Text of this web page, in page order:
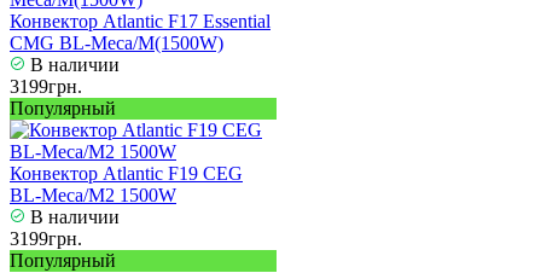
Конвектор Atlantic F17 Essential
CMG BL-Meca/M(1500W)
В наличии
3199грн.
Популярный
Конвектор Atlantic F19 CEG
BL-Meca/M2 1500W
В наличии
3199грн.
Популярный